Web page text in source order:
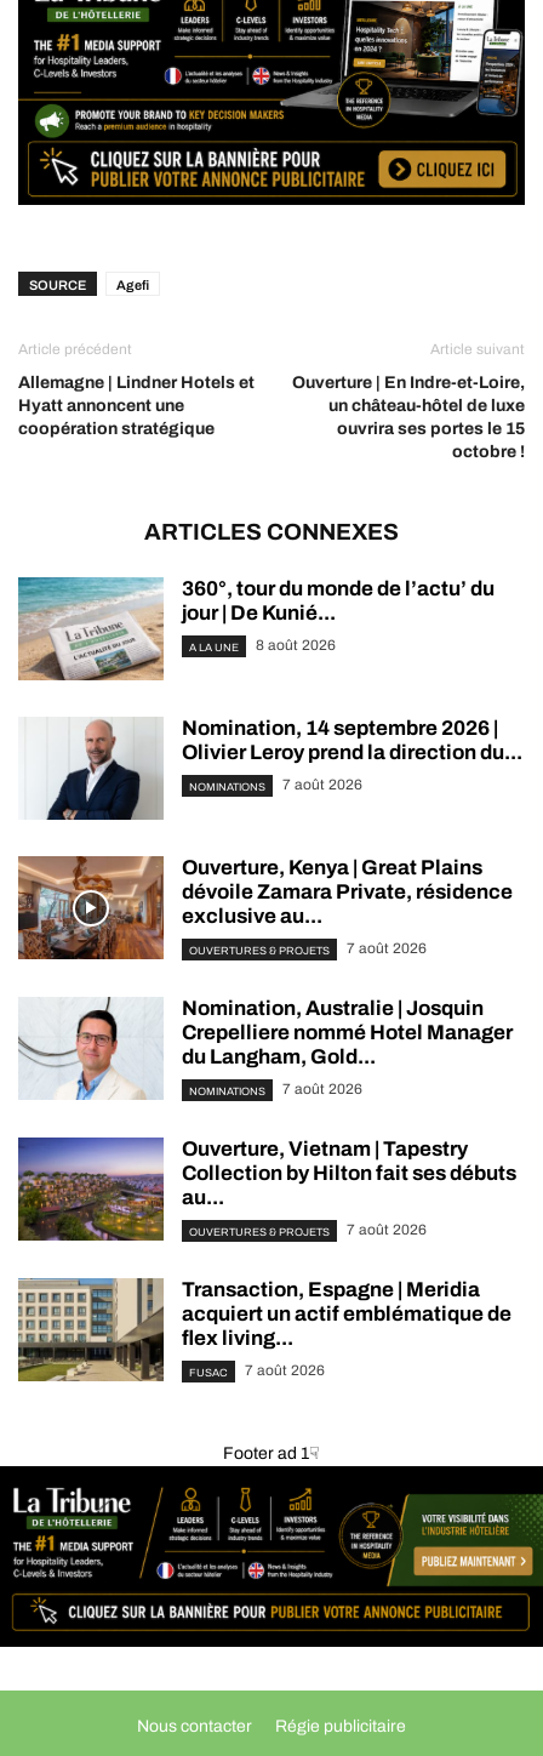
SOURCE Agefi
Article précédent
Allemagne | Lindner Hotels et
Hyatt annoncent une
coopération stratégique
Article suivant
Ouverture | En Indre-et-Loire,
un château-hôtel de luxe
ouvrira ses portes le 15
octobre !
ARTICLES CONNEXES
360°, tour du monde de l’actu’ du
jour | De Kunié...
A LA UNE 8 août 2026
Nomination, 14 septembre 2026 |
Olivier Leroy prend la direction du...
NOMINATIONS 7 août 2026
Ouverture, Kenya | Great Plains
dévoile Zamara Private, résidence
exclusive au...
OUVERTURES & PROJETS 7 août 2026
Nomination, Australie | Josquin
Crepelliere nommé Hotel Manager
du Langham, Gold...
NOMINATIONS 7 août 2026
Ouverture, Vietnam | Tapestry
Collection by Hilton fait ses débuts
au...
OUVERTURES & PROJETS 7 août 2026
Transaction, Espagne | Meridia
acquiert un actif emblématique de
flex living...
FUSAC 7 août 2026
Footer ad 1☟
Nous contacter Régie publicitaire